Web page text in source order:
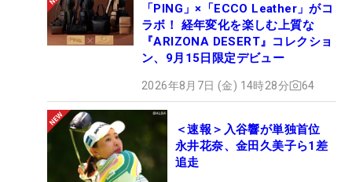
「PING」×「ECCO Leather」がコ
ラボ！ 経年変化を楽しむ上質な
『ARIZONA DESERT』コレクショ
ン、9月15日限定デビュー
2026年8月7日 (金) 14時28分 64
＜速報＞入谷響が単独首位
永井花奈、金田久美子ら1差
追走